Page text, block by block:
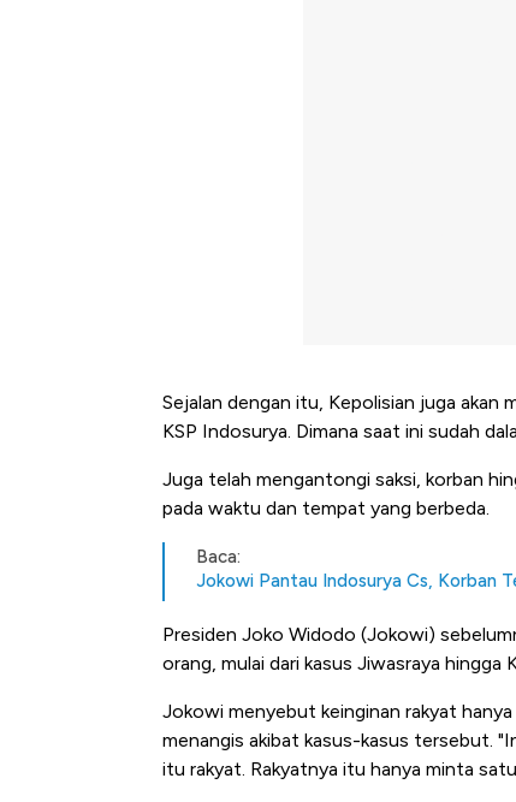
Sejalan dengan itu, Kepolisian juga akan
KSP Indosurya. Dimana saat ini sudah
Juga telah mengantongi saksi, korban
pada waktu dan tempat yang berbeda.
Baca:
Jokowi Pantau Indosurya Cs, Korban
Presiden Joko Widodo (Jokowi)
orang, mulai dari kasus Jiwasraya hingga
Jokowi menyebut keinginan rakyat hanya
menangis akibat kasus-kasus tersebut.
itu rakyat. Rakyatnya itu hanya minta